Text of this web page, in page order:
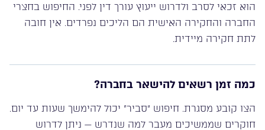
הוא זכאי לסרב ולדרוש ייעוץ עורך דין לפני. החיפוש בחצרי
החברה והחקירה האישית הם הליכים נפרדים. אין חובה
לתת חקירה מיידית.
כמה זמן רשאים להישאר בחברה?
הצו קובע מסגרת. חיפוש “סביר” יכול להימשך שעות עד יום.
חוקרים שממשיכים מעבר למה שנדרש — ניתן לדרוש